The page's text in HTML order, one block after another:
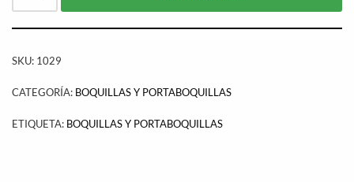
SKU: 1029
CATEGORÍA: BOQUILLAS Y PORTABOQUILLAS
ETIQUETA: BOQUILLAS Y PORTABOQUILLAS